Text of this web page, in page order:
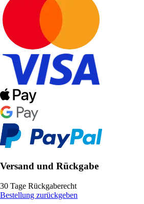
Versand und Rückgabe
30 Tage Rückgaberecht
Bestellung zurückgeben